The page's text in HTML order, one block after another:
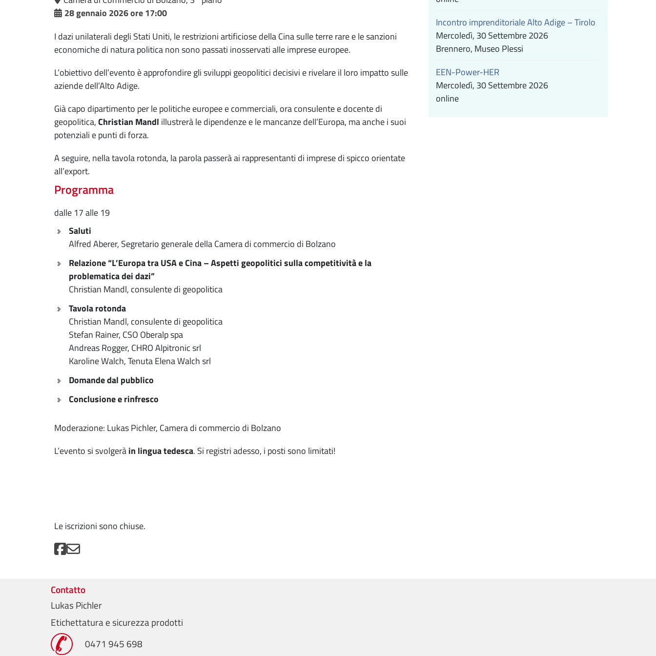
Incontro imprenditoriale Alto Adige – Tirolo
Mercoledì, 30 Settembre 2026
Brennero, Museo Plessi
EEN-Power-HER
Mercoledì, 30 Settembre 2026
online
28 gennaio 2026 ore 17:00
I dazi unilaterali degli Stati Uniti, le restrizioni artificiose della Cina sulle terre rare e le sanzioni
economiche di natura politica non sono passati inosservati alle imprese europee.
L’obiettivo dell’evento è approfondire gli sviluppi geopolitici decisivi e rivelare il loro impatto sulle
aziende dell’Alto Adige.
Già capo dipartimento per le politiche europee e commerciali, ora consulente e docente di
geopolitica,Christian Mandl illustrerà le dipendenze e le mancanze dell’Europa, ma anche i suoi
potenziali e punti di forza.
A seguire, nella tavola rotonda, la parola passerà ai rappresentanti di imprese di spicco orientate
all’export.
Programma
dalle 17 alle 19
Saluti
Alfred Aberer, Segretario generale della Camera di commercio di Bolzano
Relazione “L’Europa tra USA e Cina – Aspetti geopolitici sulla competitività e la
problematica dei dazi”
Christian Mandl, consulente di geopolitica
Tavola rotonda
Christian Mandl, consulente di geopolitica
Stefan Rainer, CSO Oberalp spa
Andreas Rogger, CHRO Alpitronic srl
Karoline Walch, Tenuta Elena Walch srl
Domande dal pubblico
Conclusione e rinfresco
Moderazione: Lukas Pichler, Camera di commercio di Bolzano
L’evento si svolgeràin lingua tedesca. Si registri adesso, i posti sono limitati!
Le iscrizioni sono chiuse.
Contatto
Lukas Pichler
Etichettatura e sicurezza prodotti
0471 945 698